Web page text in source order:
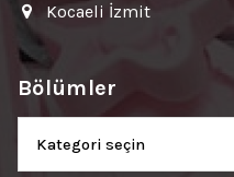
Kocaeli İzmit
Bölümler
Bölümler